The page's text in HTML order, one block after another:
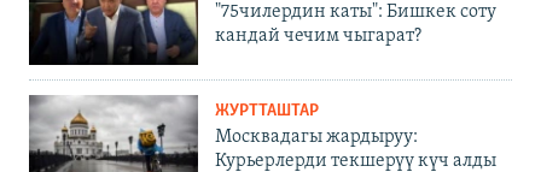
"75чилердин каты": Бишкек соту
кандай чечим чыгарат?
ЖУРТТАШТАР
Москвадагы жардыруу:
Курьерлерди текшерүү күч алды